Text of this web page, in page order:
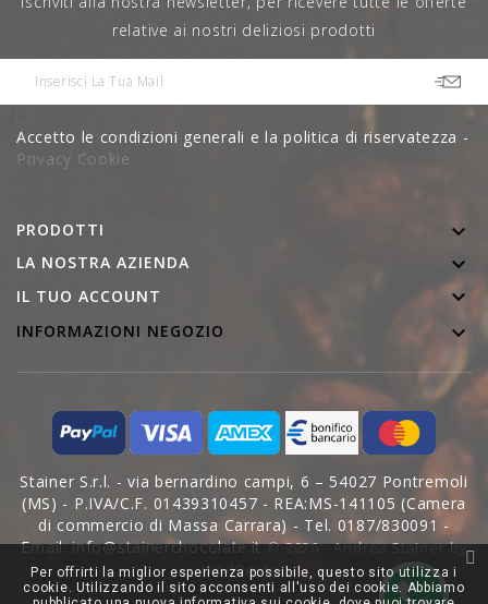
relative ai nostri deliziosi prodotti
Accetto le condizioni generali e la politica di riservatezza -
Privacy Cookie
PRODOTTI 
LA NOSTRA AZIENDA 
IL TUO ACCOUNT 
INFORMAZIONI NEGOZIO 
Stainer S.r.l. - via bernardino campi, 6 – 54027 Pontremoli
(MS) - P.IVA/C.F. 01439310457 - REA:MS-141105 (Camera
di commercio di Massa Carrara) - Tel. 0187/830091 -
Email: info@stainerchocolate.it© 2026 - Andrea Stainer by
WedDoctor
Per offrirti la miglior esperienza possibile, questo sito utilizza i
cookie. Utilizzando il sito acconsenti all'uso dei cookie. Abbiamo